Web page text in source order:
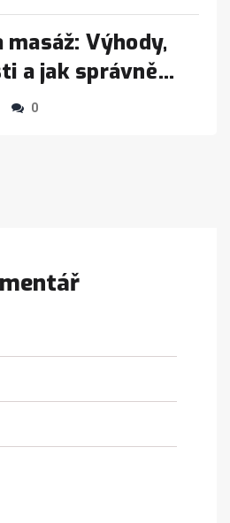
masáž: Výhody,
a jak správně
funguje
0